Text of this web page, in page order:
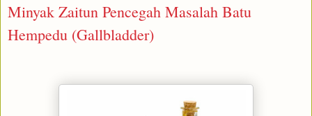
Minyak Zaitun Pencegah Masalah Batu
Hempedu (Gallbladder)